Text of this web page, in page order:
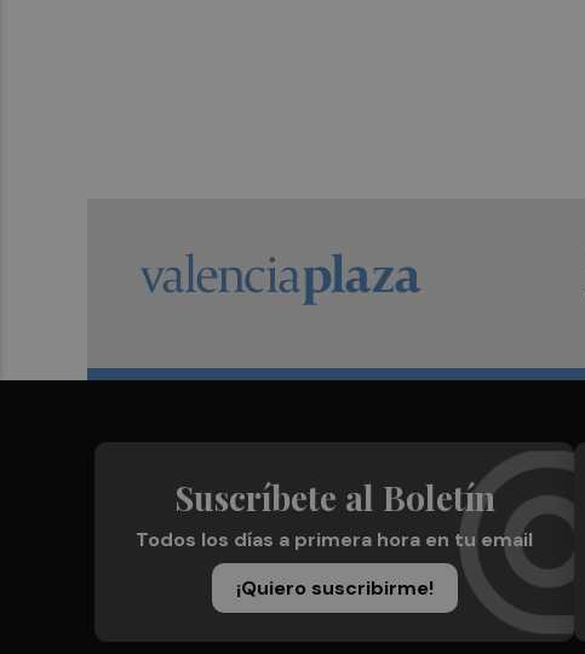
Suscríbete al Boletín
Todos los días a primera hora en tu email
¡Quiero suscribirme!